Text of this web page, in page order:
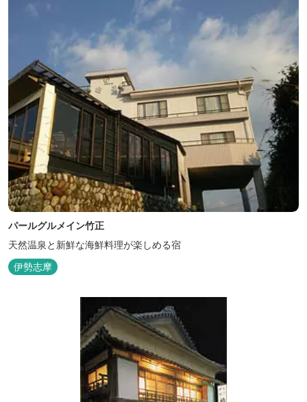
パールグルメイン竹正
天然温泉と新鮮な海鮮料理が楽しめる宿
伊勢志摩